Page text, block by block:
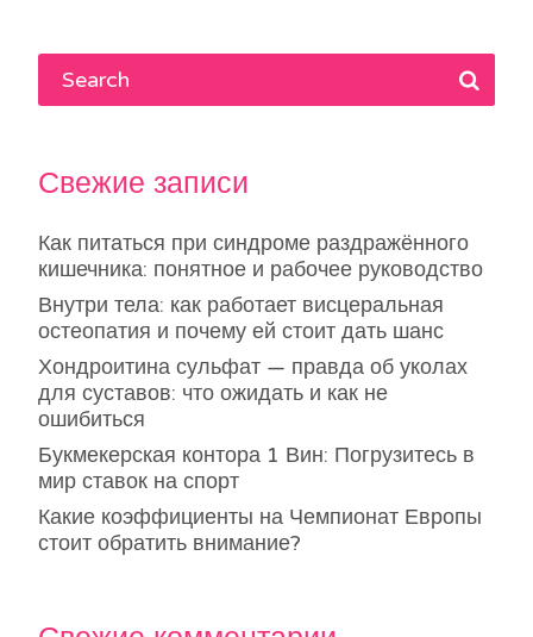
Свежие записи
Как питаться при синдроме раздражённого
кишечника: понятное и рабочее руководство
Внутри тела: как работает висцеральная
остеопатия и почему ей стоит дать шанс
Хондроитина сульфат — правда об уколах
для суставов: что ожидать и как не
ошибиться
Букмекерская контора 1 Вин: Погрузитесь в
мир ставок на спорт
Какие коэффициенты на Чемпионат Европы
стоит обратить внимание?